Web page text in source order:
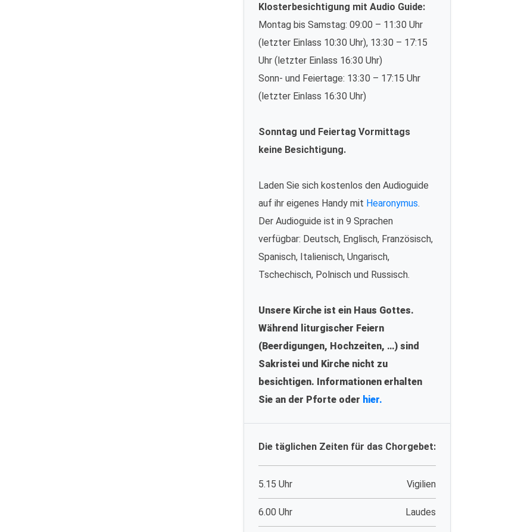
Klosterbesichtigung mit Audio Guide:
Montag bis Samstag: 09:00 – 11:30 Uhr
(letzter Einlass 10:30 Uhr), 13:30 – 17:15
Uhr (letzter Einlass 16:30 Uhr)
Sonn- und Feiertage: 13:30 – 17:15 Uhr
(letzter Einlass 16:30 Uhr)
Sonntag und Feiertag Vormittags
keine Besichtigung.
Laden Sie sich kostenlos den Audioguide
auf ihr eigenes Handy mit Hearonymus.
Der Audioguide ist in 9 Sprachen
verfügbar: Deutsch, Englisch, Französisch,
Spanisch, Italienisch, Ungarisch,
Tschechisch, Polnisch und Russisch.
Unsere Kirche ist ein Haus Gottes.
Während liturgischer Feiern
(Beerdigungen, Hochzeiten, …) sind
Sakristei und Kirche nicht zu
besichtigen. Informationen erhalten
Sie an der Pforte oder hier.
Die täglichen Zeiten für das Chorgebet:
5.15 Uhr Vigilien
6.00 Uhr Laudes